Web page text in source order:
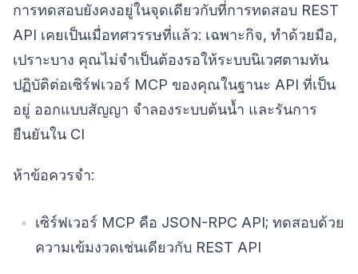
การทดสอบยังคงอยู่ในจุดเดียวกับที่การทดสอบ REST
API เคยเป็นเมื่อทศวรรษที่แล้ว: เฉพาะกิจ, ทำด้วยมือ,
เปราะบาง คุณไม่จำเป็นต้องรอให้ระบบนิเวศตามทัน
ปฏิบัติต่อเซิร์ฟเวอร์ MCP ของคุณในฐานะ API ที่เป็น
อยู่ ออกแบบสัญญา จำลองระบบต้นน้ำ และรันการ
ยืนยันใน CI
ห้าข้อควรจำ:
เซิร์ฟเวอร์ MCP คือ JSON-RPC API; ทดสอบด้วย
ความเข้มงวดเช่นเดียวกับ REST API